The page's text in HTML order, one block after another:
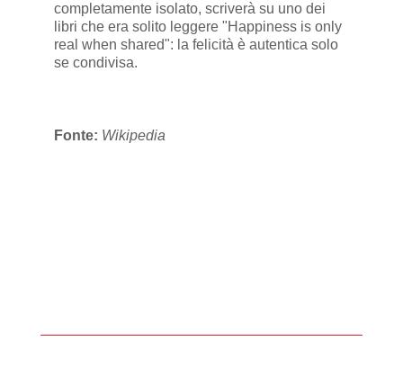
completamente isolato, scriverà su uno dei
libri che era solito leggere "Happiness is only
real when shared": la felicità è autentica solo
se condivisa.
Fonte: Wikipedia